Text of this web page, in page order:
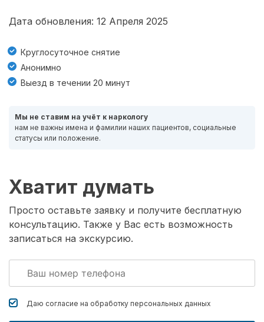
Дата обновления: 12 Апреля 2025
Круглосуточное снятие
Анонимно
Выезд в течении 20 минут
Мы не ставим на учёт к наркологу
нам не важны имена и фамилии наших пациентов, социальные
статусы или положение.
Хватит думать
Просто оставьте заявку и получите бесплатную
консультацию. Также у Вас есть возможность
записаться на экскурсию.
Даю согласие на обработку персональных данных